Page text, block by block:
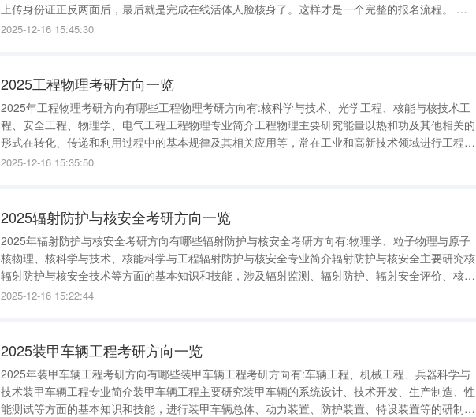
上传身份证正反两面后，最后就是完成在线活体人脸核身了。这样才是一个完整的报名流程。 历
年对于省外户籍考生的话，还需要在线上上传居住登记凭证或湖南省居住证的照片，审核成功后才
2025-12-16 15:45:30
2025工程物理考研方向一览
2025年工程物理考研方向有哪些工程物理考研方向有:核科学与技术、光学工程、核能与核技术工
程、安全工程、物理学、电气工程工程物理专业简介工程物理主要研究能量以热和功及其他相关的
形式在转化、传递和利用过程中的基本规律及其相关应用等，常在工业和高新技术领域进行工程规
划与设计等，从而提高工程的效率和品质，在电力工程、暖通工程、制冷工程、核工程等方面起到
2025-12-16 15:35:50
2025辐射防护与核安全考研方向一览
2025年辐射防护与核安全考研方向有哪些辐射防护与核安全考研方向有:物理学、粒子物理与原子
核物理、核科学与技术、核能科学与工程辐射防护与核安全专业简介辐射防护与核安全主要研究核
辐射防护与核安全技术等方面的基本知识和技能，涉及辐射监测、辐射防护、辐射安全评价、核废
料与退役核设施处置、辐射事故应急处理等，在环保、核电安全、核工业等领域，进行辐射防护和
2025-12-16 15:22:44
2025装甲车辆工程考研方向一览
2025年装甲车辆工程考研方向有哪些装甲车辆工程考研方向有:车辆工程、机械工程、兵器科学与
技术装甲车辆工程专业简介装甲车辆工程主要研究装甲车辆的系统设计、技术开发、生产制造、性
能测试等方面的基本知识和技能，进行装甲车辆总体、动力装置、防护装置、特设装置等的研制设